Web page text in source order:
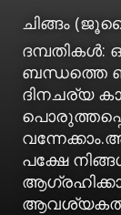
ചിങ്ങം
ദമ്പതികള്‍:
ബന്ധത്തെ
ദിനചര്യ
പക്ഷേ
ആവശ്യകത